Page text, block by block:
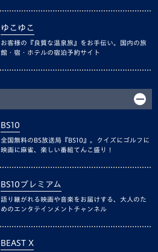
ゆこゆこ
お客様の『良質な温泉旅』をお手伝い。国内の旅
館・宿・ホテルの宿泊予約サイト
BS10
全国無料のBS放送局『BS10』。クイズにゴルフに
映画に麻雀、楽しい番組てんこ盛り！
BS10プレミアム
語り継がれる映画や音楽をお届けする、大人のた
めのエンタテインメントチャンネル
BEAST X